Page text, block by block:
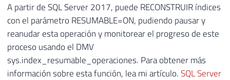
A partir de SQL Server 2017, puede RECONSTRUIR índices
con el parámetro RESUMABLE=ON, pudiendo pausar y
reanudar esta operación y monitorear el progreso de este
proceso usando el DMV
sys.index_resumable_operaciones. Para obtener más
información sobre esta función, lea mi artículo.SQL Server